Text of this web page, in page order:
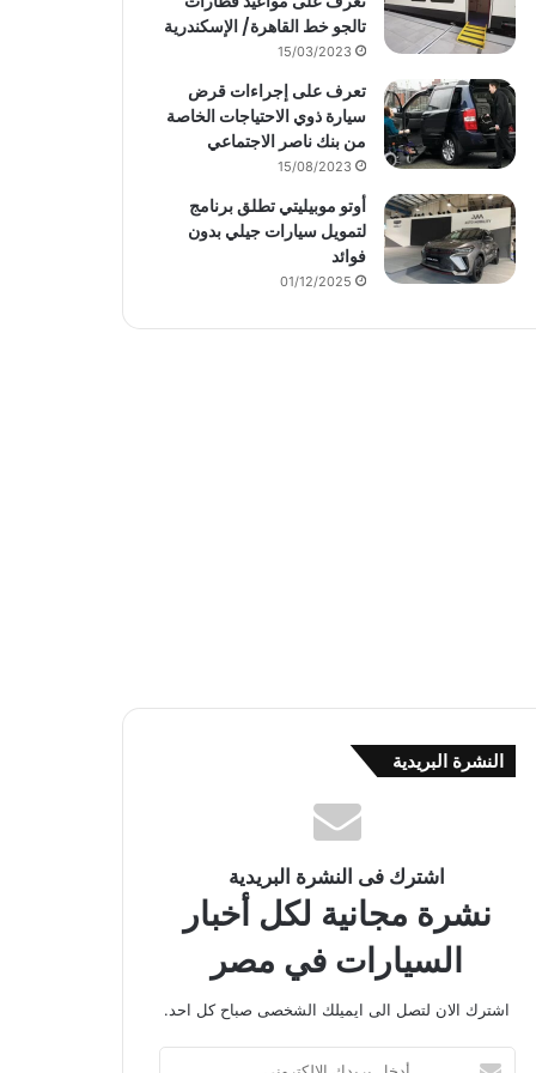
تالجو خط القاهرة/ الإسكندرية
15/03/2023
تعرف على إجراءات قرض
سيارة ذوي الاحتياجات الخاصة
من بنك ناصر الاجتماعي
15/08/2023
أوتو موبيليتي تطلق برنامج
لتمويل سيارات جيلي بدون
فوائد
01/12/2025
النشرة البريدية
اشترك فى النشرة البريدية
نشرة مجانية لكل أخبار
السيارات في مصر
اشترك الان لتصل الى ايميلك الشخصى صباح كل احد.